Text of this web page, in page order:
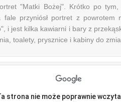
"Matki Bożej". Krótko po tym,
przyniósł portret z powrotem
i jest kilka kawiarni i bary z
toalety, prysznice i kabiny do
strona nie może poprawnie